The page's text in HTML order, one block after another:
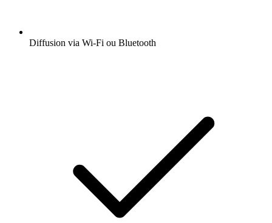
Diffusion via Wi-Fi ou Bluetooth